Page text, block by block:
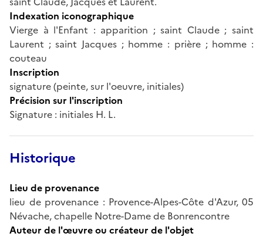
Indexation iconographique
Vierge à l'Enfant : apparition ; saint Claude ; saint
Laurent ; saint Jacques ; homme : prière ; homme :
couteau
Inscription
signature (peinte, sur l'oeuvre, initiales)
Précision sur l'inscription
Signature : initiales H. L.
Historique
Lieu de provenance
lieu de provenance : Provence-Alpes-Côte d'Azur, 05
Névache, chapelle Notre-Dame de Bonrencontre
Auteur de l'œuvre ou créateur de l'objet